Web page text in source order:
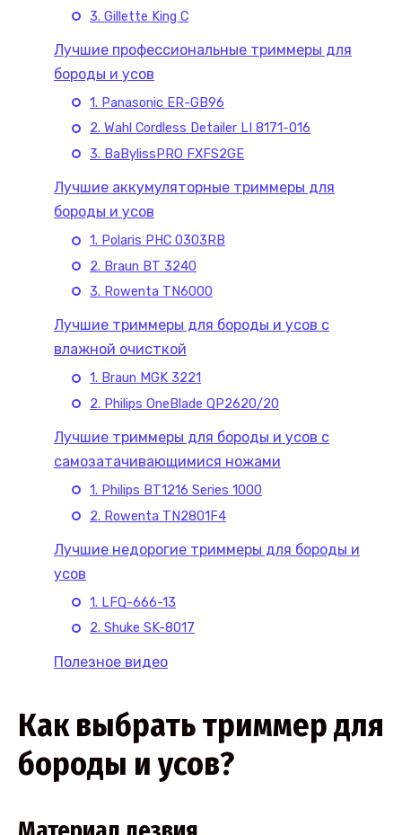
3. Gillette King C
Лучшие профессиональные триммеры для
бороды и усов
1. Panasonic ER-GB96
2. Wahl Cordless Detailer LI 8171-016
3. BaBylissPRO FXFS2GE
Лучшие аккумуляторные триммеры для
бороды и усов
1. Polaris PHC 0303RB
2. Braun BT 3240
3. Rowenta TN6000
Лучшие триммеры для бороды и усов с
влажной очисткой
1. Braun MGK 3221
2. Philips OneBlade QP2620/20
Лучшие триммеры для бороды и усов с
самозатачивающимися ножами
1. Philips BT1216 Series 1000
2. Rowenta TN2801F4
Лучшие недорогие триммеры для бороды и
усов
1. LFQ-666-13
2. Shuke SK-8017
Полезное видео
Как выбрать триммер для
бороды и усов?